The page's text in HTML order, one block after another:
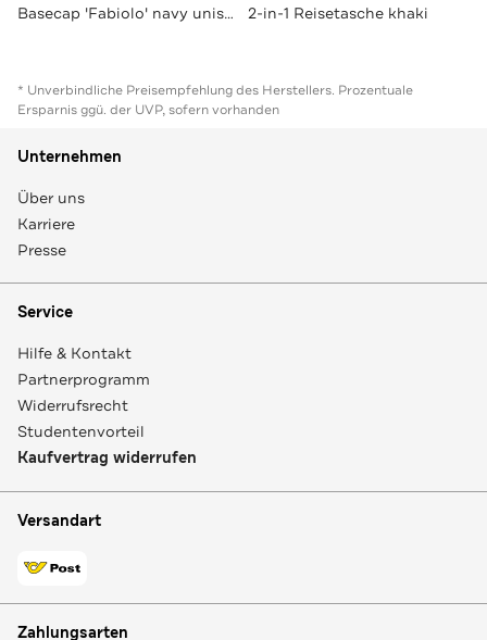
Basecap 'Fabiolo' navy unisex 2-in-1 Reisetasche khaki
* Unverbindliche Preisempfehlung des Herstellers. Prozentuale
Ersparnis ggü. der UVP, sofern vorhanden
Unternehmen
Über uns
Karriere
Presse
Service
Hilfe & Kontakt
Partnerprogramm
Widerrufsrecht
Studentenvorteil
Kaufvertrag widerrufen
Versandart
Zahlungsarten